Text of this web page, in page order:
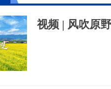
视频 | 风吹原